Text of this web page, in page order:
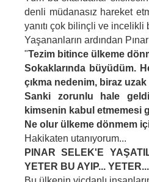
denli müdanasız hareket
yanıtı çok bilinçli ve
Yaşananların ardından
"Tezim bitince ülkeme
Sokaklarında büyüdüm.
çıkma nedenim, biraz
Sanki zorunlu hale
kimsenin kabul etmemesi
Ne olur ülkeme dönmem
Hakikaten utanıyorum...
PINAR SELEK'E
YETER BU AYIP... YETER...